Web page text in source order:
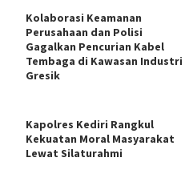
Kolaborasi Keamanan
Perusahaan dan Polisi
Gagalkan Pencurian Kabel
Tembaga di Kawasan Industri
Gresik
Kapolres Kediri Rangkul
Kekuatan Moral Masyarakat
Lewat Silaturahmi